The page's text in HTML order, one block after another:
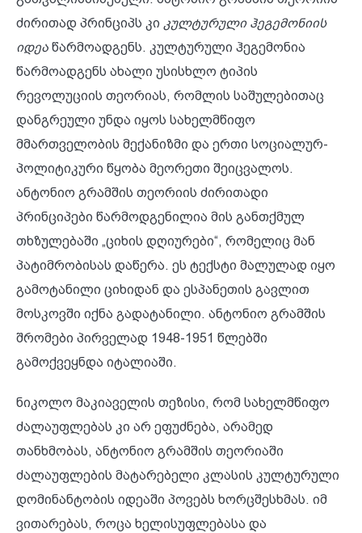
ძირითად პრინციპს კი კულტურული ჰეგემონიის
იდეა წარმოადგენს. კულტურული ჰეგემონია
წარმოადგენს ახალი უსისხლო ტიპის
რევოლუციის თეორიას, რომლის საშულებითაც
დანგრეული უნდა იყოს სახელმწიფო
მმართველობის მექანიზმი და ერთი სოციალურ-
პოლიტიკური წყობა მეორეთი შეიცვალოს.
ანტონიო გრამშის თეორიის ძირითადი
პრინციპები წარმოდგენილია მის განთქმულ
თხზულებაში „ციხის დღიურები“, რომელიც მან
პატიმრობისას დაწერა. ეს ტექსტი მალულად იყო
გამოტანილი ციხიდან და ესპანეთის გავლით
მოსკოვში იქნა გადატანილი. ანტონიო გრამშის
შრომები პირველად 1948-1951 წლებში
გამოქვეყნდა იტალიაში.
ნიკოლო მაკიაველის თეზისი, რომ სახელმწიფო
ძალაუფლებას კი არ ეფუძნება, არამედ
თანხმობას, ანტონიო გრამშის თეორიაში
ძალაუფლების მატარებელი კლასის კულტურული
დომინანტობის იდეაში პოვებს ხორცშესხმას. იმ
ვითარებას, როცა ხელისუფლებასა და